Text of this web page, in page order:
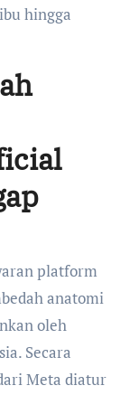
hingga
platform
anatomi
oleh
Secara
Meta diatur